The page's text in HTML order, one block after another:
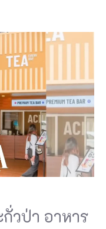
วป่า อาหาร